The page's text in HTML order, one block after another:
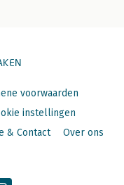
voorwaarden
instellingen
& Contact Over ons